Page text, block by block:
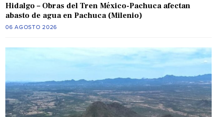
Hidalgo – Obras del Tren México-Pachuca afectan
abasto de agua en Pachuca (Milenio)
06 AGOSTO 2026